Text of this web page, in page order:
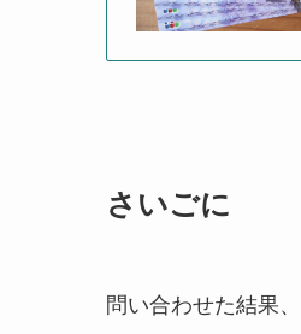
さいごに
問い合わせた結果、